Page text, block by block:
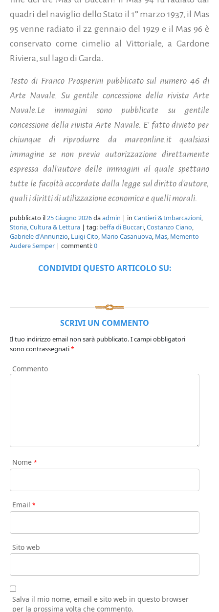
quadri del naviglio dello Stato il 1° marzo 1937, il Mas
95 venne radiato il 22 gennaio del 1929 e il Mas 96 è
conservato come cimelio al Vittoriale, a Gardone
Riviera, sul lago di Garda.
Testo di Franco Prosperini pubblicato sul numero 46 di
Arte Navale. Su gentile concessione della rivista Arte
Navale.Le immagini sono pubblicate su gentile
concessione della rivista Arte Navale. E' fatto divieto per
chiunque di riprodurre da mareonline.it qualsiasi
immagine se non previa autorizzazione direttamente
espressa dall'autore delle immagini al quale spettano
tutte le facoltà accordate dalla legge sul diritto d'autore,
quali i diritti di utilizzazione economica e quelli morali.
pubblicato il25 Giugno 2026daadmin | in Cantieri & Imbarcazioni,
Storia, Cultura & Lettura | tag: beffa di Buccari,Costanzo Ciano,
Gabriele d'Annunzio, Luigi Cito, Mario Casanuova, Mas, Memento
Audere Semper | commenti:0
CONDIVIDI QUESTO ARTICOLO SU:
SCRIVI UN COMMENTO
Il tuo indirizzo email non sarà pubblicato.I campi obbligatori
sono contrassegnati*
Commento
Nome *
Email *
Sito web
Salva il mio nome, email e sito web in questo browser
per la prossima volta che commento.